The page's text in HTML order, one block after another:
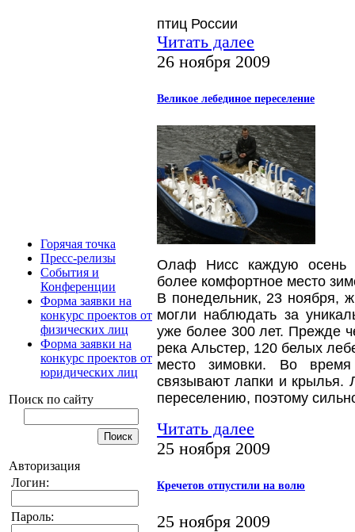
Горячая точка
Пресс-релизы
События и
Конференции
Форма заявки на
конкурс проектов от
физических лиц
Форма заявки на
конкурс проектов от
юридических лиц
Поиск по сайту
Авторизация
Логин:
Пароль:
птиц России
Читать далее
26 ноября 2009
Великое лебединое переселение
Олаф Нисс каждую осень
более комфортное место
В понедельник, 23 ноября,
могли наблюдать за
уже более 300 лет. Прежде
река Альстер, 120 белых
место зимовки. Во время
связывают лапки и
переселению, поэтому
Читать далее
25 ноября 2009
Кречетов отпустили на волю
25 ноября 2009